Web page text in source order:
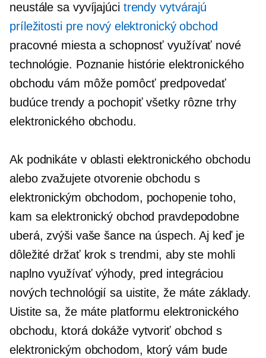
neustále sa vyvíjajúci trendy vytvárajú
príležitosti pre nový elektronický obchod
pracovné miesta a schopnosť využívať nové
technológie. Poznanie histórie elektronického
obchodu vám môže pomôcť predpovedať
budúce trendy a pochopiť všetky rôzne trhy
elektronického obchodu.
Ak podnikáte v oblasti elektronického obchodu
alebo zvažujete otvorenie obchodu s
elektronickým obchodom, pochopenie toho,
kam sa elektronický obchod pravdepodobne
uberá, zvýši vaše šance na úspech. Aj keď je
dôležité držať krok s trendmi, aby ste mohli
naplno využívať výhody, pred integráciou
nových technológií sa uistite, že máte základy.
Uistite sa, že máte platformu elektronického
obchodu, ktorá dokáže vytvoriť obchod s
elektronickým obchodom, ktorý vám bude